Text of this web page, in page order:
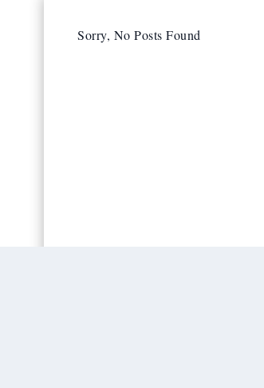
Sorry, No Posts Found